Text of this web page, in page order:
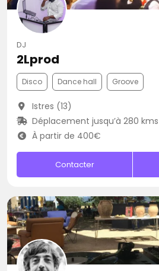
DJ
2Lprod
Disco Dance hall Groove
Istres (13)
Déplacement jusqu’à 280 kms
À partir de 400€
Contacter